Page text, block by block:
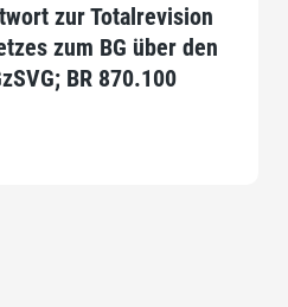
zur Totalrevision
zum BG über den
BR 870.100